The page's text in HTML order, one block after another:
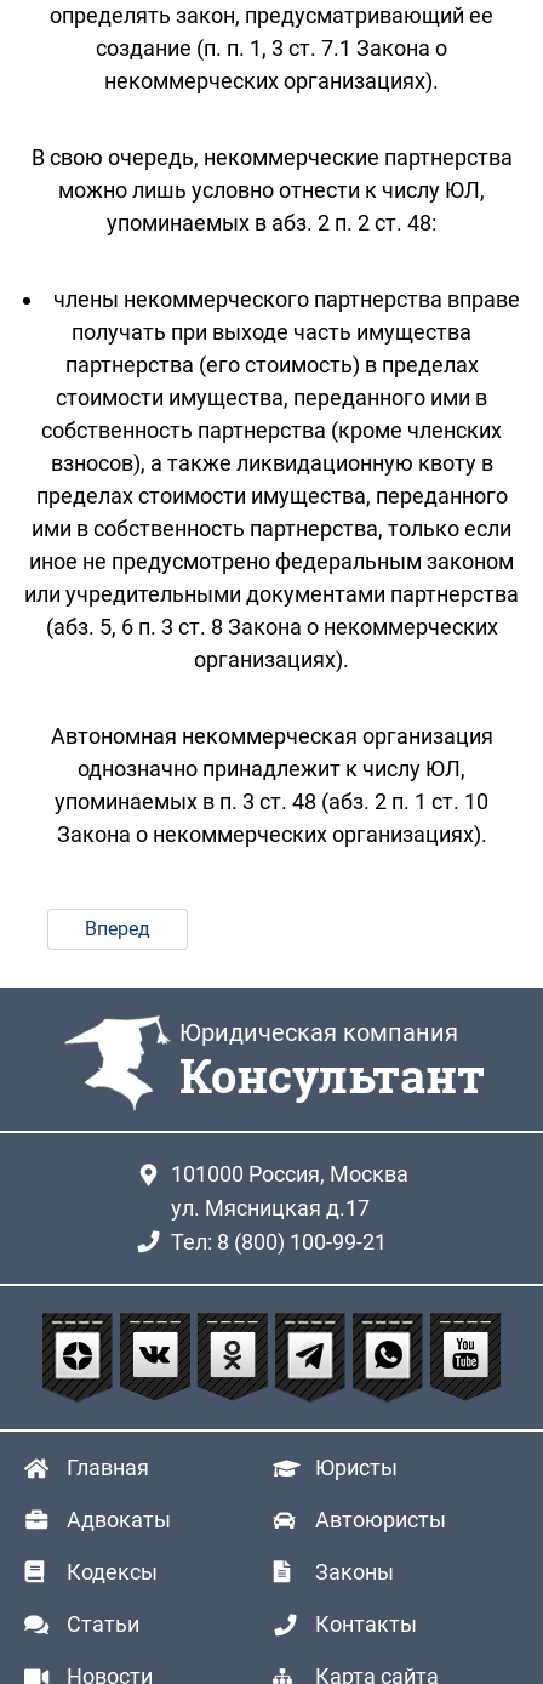
определять закон, предусматривающий ее
создание (п. п. 1, 3 ст. 7.1 Закона о
некоммерческих организациях).
В свою очередь, некоммерческие партнерства
можно лишь условно отнести к числу ЮЛ,
упоминаемых в абз. 2 п. 2 ст. 48:
члены некоммерческого партнерства вправе
получать при выходе часть имущества
партнерства (его стоимость) в пределах
стоимости имущества, переданного ими в
собственность партнерства (кроме членских
взносов), а также ликвидационную квоту в
пределах стоимости имущества, переданного
ими в собственность партнерства, только если
иное не предусмотрено федеральным законом
или учредительными документами партнерства
(абз. 5, 6 п. 3 ст. 8 Закона о некоммерческих
организациях).
Автономная некоммерческая организация
однозначно принадлежит к числу ЮЛ,
упоминаемых в п. 3 ст. 48 (абз. 2 п. 1 ст. 10
Закона о некоммерческих организациях).
Вперед
Юридическая компания
Консультант
101000 Россия, Москва
ул. Мясницкая д.17
Тел: 8 (800) 100-99-21
Главная Юристы
Адвокаты Автоюристы
Кодексы Законы
Статьи Контакты
Новости Карта сайта